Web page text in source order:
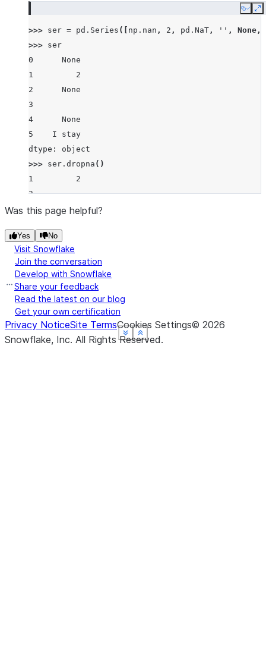
Show less
See more
Show less
See more
Show less
See more
Copy
>>> ser = pd . Series ([ np . nan , 2 , pd . NaT , '' , None ,
>>> ser
0      None
1         2
2      None
3
4      None
5    I stay
dtype: object
>>> ser . dropna ()
1         2
3
5    I stay
Show less
See more
Was this page helpful?
Yes No
Visit Snowflake
Join the conversation
Develop with Snowflake
Share your feedback
Read the latest on our blog
Get your own certification
Privacy NoticeSite TermsCookies Settings© 2026
Snowflake, Inc. All Rights Reserved.